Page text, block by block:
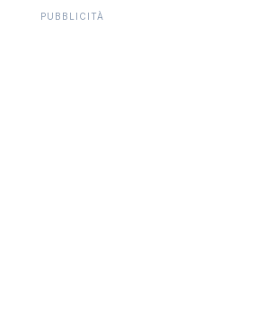
PUBBLICITÀ